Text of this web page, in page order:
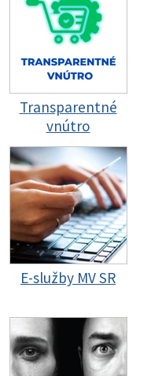
Transparentné
vnútro
E-služby MV SR